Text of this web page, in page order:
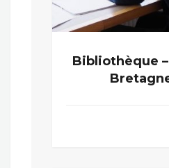
Bibliothèque